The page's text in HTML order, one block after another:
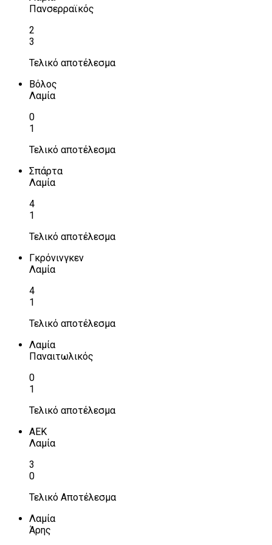
Πανσερραϊκός
2
3
Τελικό αποτέλεσμα
Βόλος
Λαμία
0
1
Τελικό αποτέλεσμα
Σπάρτα
Λαμία
4
1
Τελικό αποτέλεσμα
Γκρόνινγκεν
Λαμία
4
1
Τελικό αποτέλεσμα
Λαμία
Παναιτωλικός
0
1
Τελικό αποτέλεσμα
ΑΕΚ
Λαμία
3
0
Τελικό Αποτέλεσμα
Λαμία
Άρης